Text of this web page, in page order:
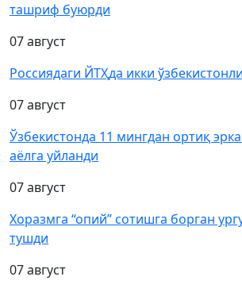
ташриф буюрди
07 август
Россиядаги ЙТҲда икки
07 август
Ўзбекистонда 11 мингдан ортиқ
аёлга уйланди
07 август
Хоразмга “опий” сотишга борган
тушди
07 август